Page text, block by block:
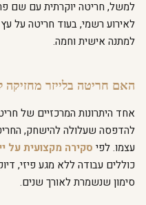
למשל, חריטה יוקרתית עם שם
לאירוע רשמי, בעוד חריטה על
למתנה אישית וחמה.
האם חריטה בלייזר מחזיקה
אחד היתרונות המרכזיים של
להדפסה שעלולה להישחק,
עצמו. לפי סקירה מקצועית על
כוללים עבודה ללא מגע פיזי,
סימון שנשמרת לאורך שנים.